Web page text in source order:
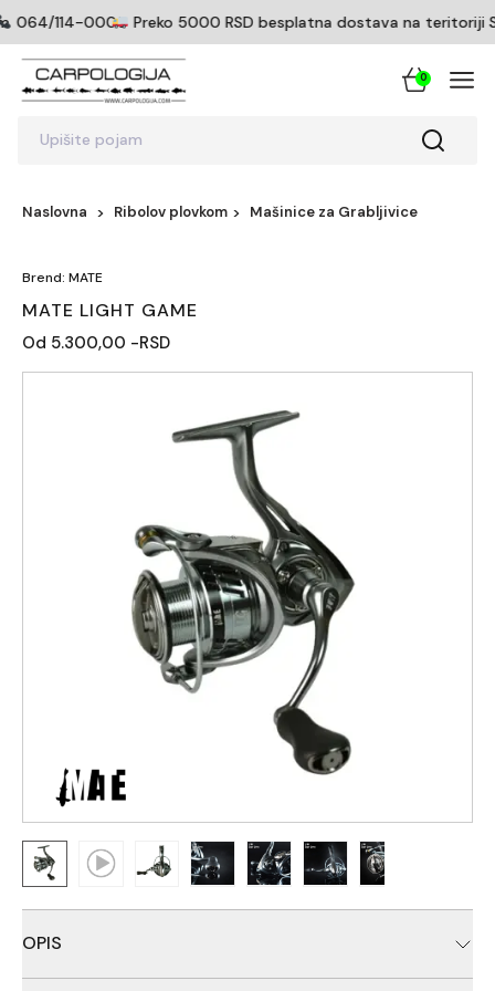
064/114-0005Preko 5000 RSD besplatna dostava na teritoriji
Upišite pojam
0
Naslovna Ribolov plovkom Mašinice za Grabljivice
Brend: MATE
MATE LIGHT GAME
Od 5.300,00 -RSD
OPIS